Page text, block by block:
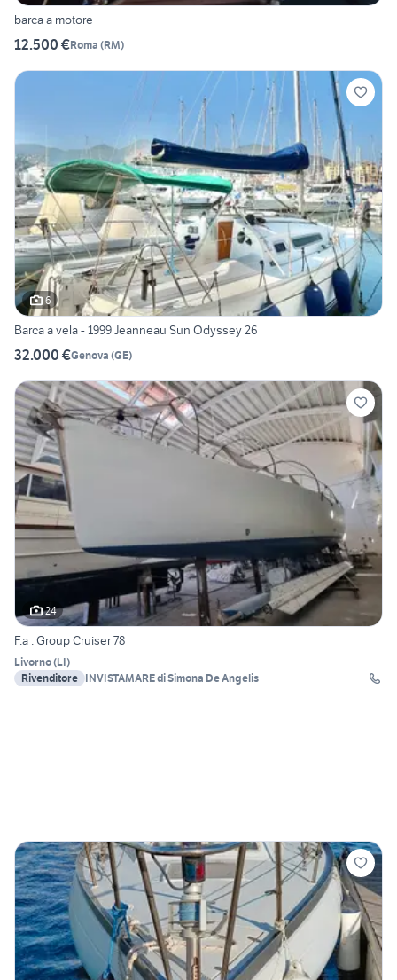
barca a motore
12.500 €Roma (RM)
6
Barca a vela - 1999 Jeanneau Sun Odyssey 26
32.000 €Genova (GE)
24
F.a . Group Cruiser 78
Livorno(LI)
Rivenditore INVISTAMARE di Simona De Angelis